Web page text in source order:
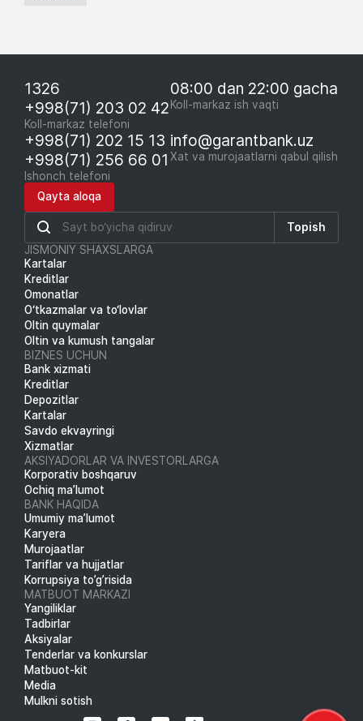
1326
+998(71) 203 02 42
Koll-markaz telefoni
08:00 dan 22:00 gacha
Koll-markaz ish vaqti
+998(71) 202 15 13
+998(71) 256 66 01
Ishonch telefoni
info@garantbank.uz
Xat va murojaatlarni qabul qilish
Qayta aloqa
Topish
JISMONIY SHAXSLARGA
Kartalar
Kreditlar
Omonatlar
O‘tkazmalar va to‘lovlar
Oltin quymalar
Oltin va kumush tangalar
BIZNES UCHUN
Bank xizmati
Kreditlar
Depozitlar
Kartalar
Savdo ekvayringi
Xizmatlar
AKSIYADORLAR VA INVESTORLARGA
Korporativ boshqaruv
Ochiq ma’lumot
BANK HAQIDA
Umumiy ma’lumot
Karyera
Murojaatlar
Tariflar va hujjatlar
Korrupsiya to’g’risida
MATBUOT MARKAZI
Yangiliklar
Tadbirlar
Aksiyalar
Tenderlar va konkurslar
Matbuot-kit
Media
Mulkni sotish